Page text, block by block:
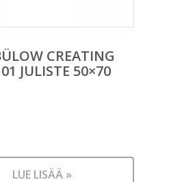
CREATING
01 JULISTE 50×70
LUE LISÄÄ »